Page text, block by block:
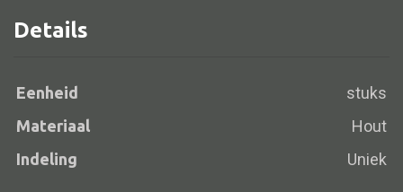
Chaise longues
Details
Eenheid stuks
Materiaal Hout
Indeling Uniek